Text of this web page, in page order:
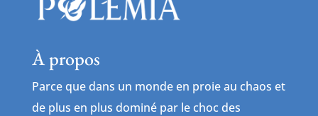
À propos
Parce que dans un monde en proie au chaos et
de plus en plus dominé par le choc des